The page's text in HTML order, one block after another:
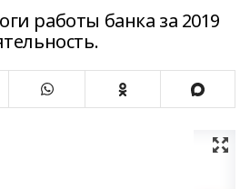
работы банка за 2019